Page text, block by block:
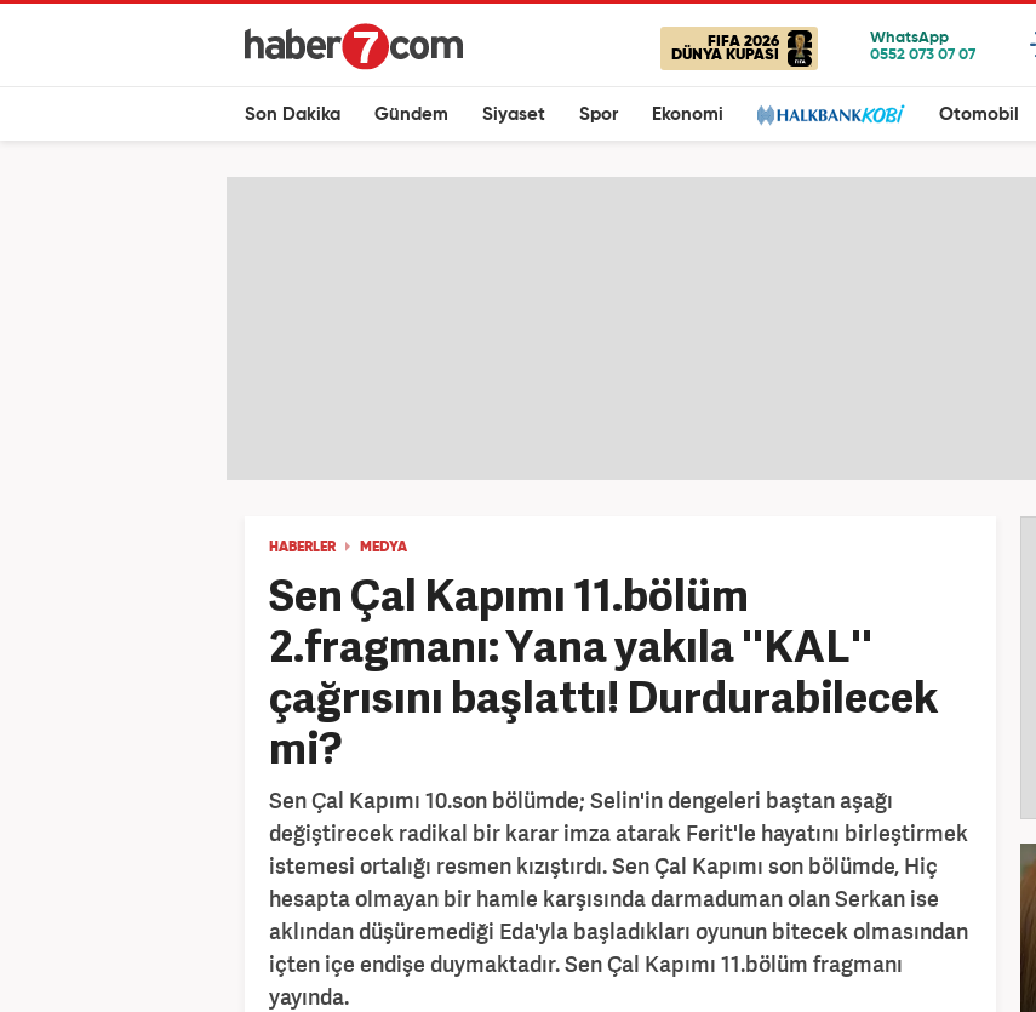
FIFA 2026
DÜNYA KUPASI
Son Dakika Gündem Siyaset Spor Ekonomi Otomobil
HABERLER MEDYA
Sen Çal Kapımı 11.bölüm
2.fragmanı: Yana yakıla ''KAL''
çağrısını başlattı! Durdurabilecek
mi?
Sen Çal Kapımı 10.son bölümde; Selin'in dengeleri baştan aşağı
değiştirecek radikal bir karar imza atarak Ferit'le hayatını birleştirmek
istemesi ortalığı resmen kızıştırdı. Sen Çal Kapımı son bölümde, Hiç
hesapta olmayan bir hamle karşısında darmaduman olan Serkan ise
aklından düşüremediği Eda'yla başladıkları oyunun bitecek olmasından
içten içe endişe duymaktadır. Sen Çal Kapımı 11.bölüm fragmanı
yayında.